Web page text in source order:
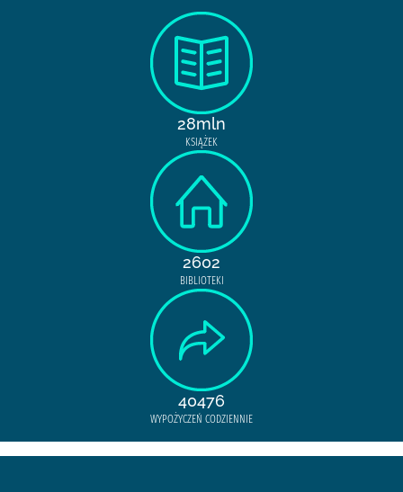
28mln
KSIĄŻEK
2602
BIBLIOTEKI
40476
WYPOŻYCZEŃ CODZIENNIE